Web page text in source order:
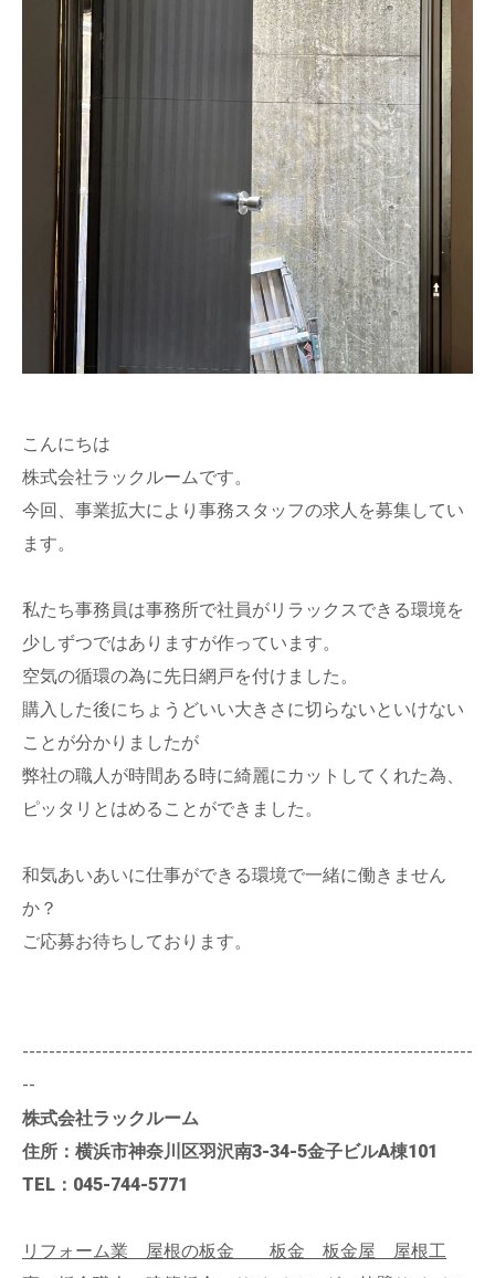
こんにちは
株式会社ラックルームです。
今回、事業拡大により事務スタッフの求人を募集してい
ます。
私たち事務員は事務所で社員がリラックスできる環境を
少しずつではありますが作っています。
空気の循環の為に先日網戸を付けました。
購入した後にちょうどいい大きさに切らないといけない
ことが分かりましたが
弊社の職人が時間ある時に綺麗にカットしてくれた為、
ピッタリとはめることができました。
和気あいあいに仕事ができる環境で一緒に働きません
か？
ご応募お待ちしております。
--------------------------------------------------------------------
--
株式会社ラックルーム
住所：横浜市神奈川区羽沢南3-34-5金子ビルA棟101
TEL：045-744-5771
リフォーム業 屋根の板金 板金 板金屋 屋根工